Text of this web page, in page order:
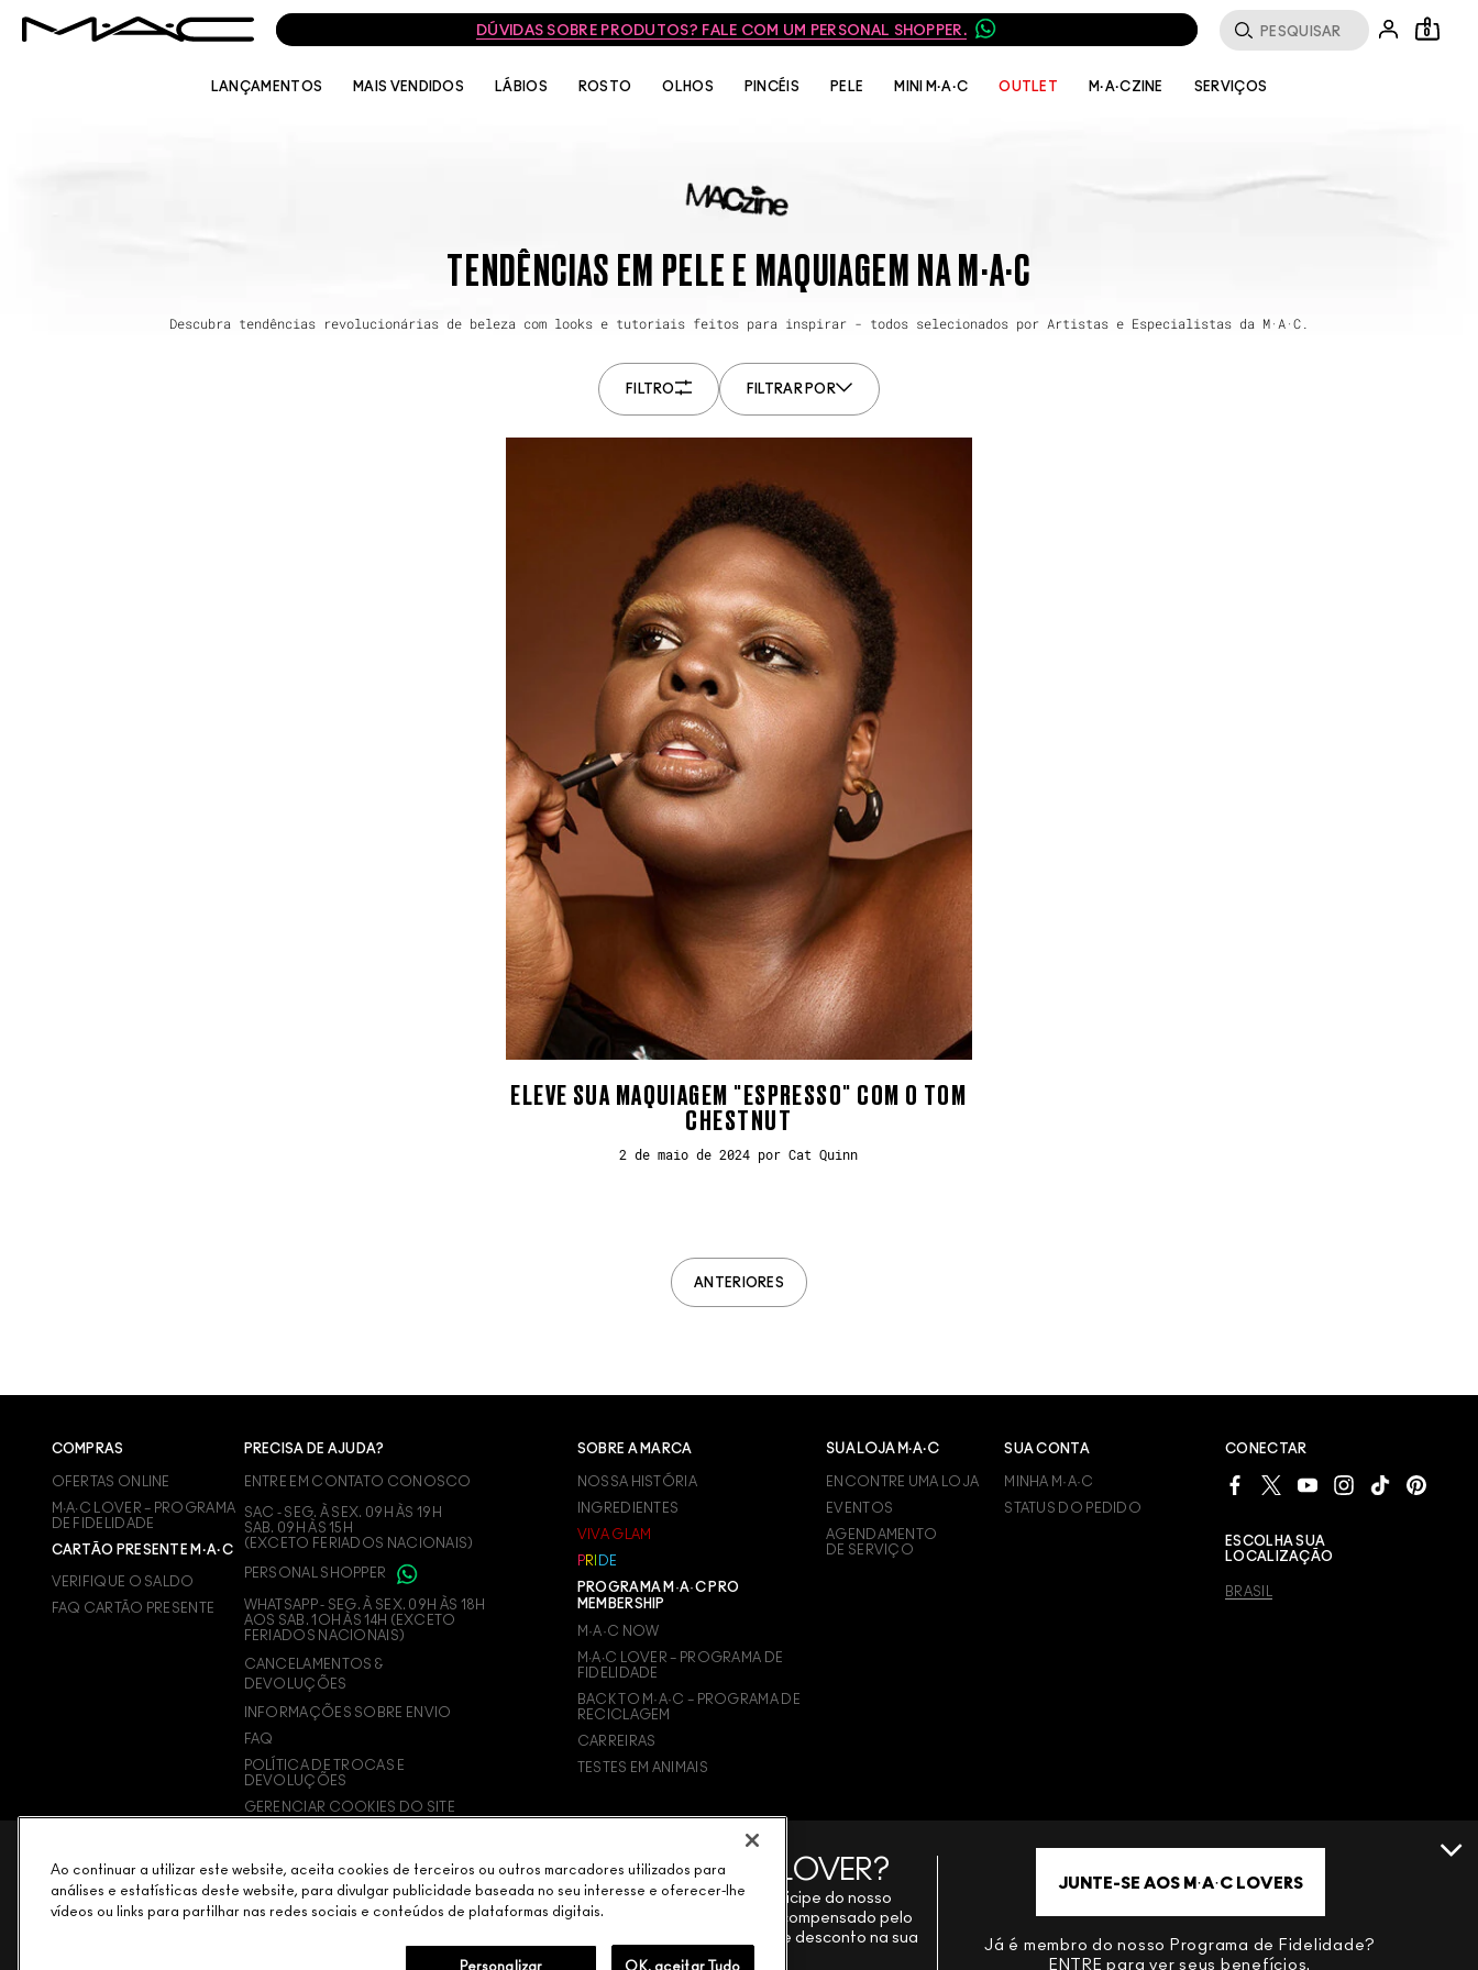
DÚVIDAS SOBRE PRODUTOS? FALE COM UM PERSONAL SHOPPER. 0
LANÇAMENTOS MAIS VENDIDOS LÁBIOS ROSTO OLHOS PINCÉIS PELE MINI M·A·C OUTLET M·A·CZINE SERVIÇOS
TENDÊNCIAS EM PELE E MAQUIAGEM NA M·A·C
Descubra tendências revolucionárias de beleza com looks e tutoriais feitos para inspirar - todos selecionados por Artistas e Especialistas da M·A·C.
FILTRO
OLHOS
ROSTO
FILTRAR POR
NOVOS
ELEVE SUA MAQUIAGEM "ESPRESSO" COM O TOM
CHESTNUT
2 de maio de 2024 por Cat Quinn
ANTERIORES
COMPRAS
OFERTAS ONLINE
M∙A∙C LOVER – PROGRAMA
DE FIDELIDADE
CARTÃO PRESENTE M·A·C
VERIFIQUE O SALDO
FAQ CARTÃO PRESENTE
PRECISA DE AJUDA?
ENTRE EM CONTATO CONOSCO
SAC - SEG. À SEX. 09H ÀS 19H
SAB. 09H ÀS 15H
(EXCETO FERIADOS NACIONAIS)
PERSONAL SHOPPER
WHATSAPP - SEG. À SEX. 09H ÀS 18H
AOS SAB. 1OH ÀS 14H (EXCETO
FERIADOS NACIONAIS)
CANCELAMENTOS &
DEVOLUÇÕES
INFORMAÇÕES SOBRE ENVIO
FAQ
POLÍTICA DE TROCAS E
DEVOLUÇÕES
GERENCIAR COOKIES DO SITE
SOBRE A MARCA
NOSSA HISTÓRIA
INGREDIENTES
VIVA GLAM
PR D E
PROGRAMA M·A·C PRO
MEMBERSHIP
M·A·C NOW
M∙A∙C LOVER – PROGRAMA DE
FIDELIDADE
BACK TO M·A·C – PROGRAMA DE
RECICLAGEM
CARREIRAS
TESTES EM ANIMAIS
SUA LOJA M·A·C
ENCONTRE UMA LOJA
EVENTOS
AGENDAMENTO
DE SERVIÇO
SUA CONTA
MINHA M·A·C
STATUS DO PEDIDO
CONECTAR
ESCOLHA SUA
LOCALIZAÇÃO
BRASIL
Ao continuar a utilizar este website, aceita cookies de terceiros ou outros marcadores utilizados para
análises e estatísticas deste website, para divulgar publicidade baseada no seu interesse e oferecer-lhe
vídeos ou links para partilhar nas redes sociais e conteúdos de plataformas digitais.